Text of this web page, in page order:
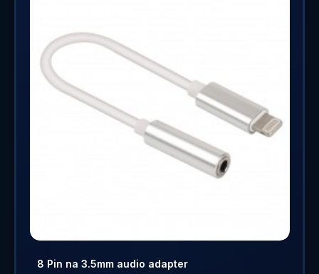
8 Pin na 3.5mm audio adapter